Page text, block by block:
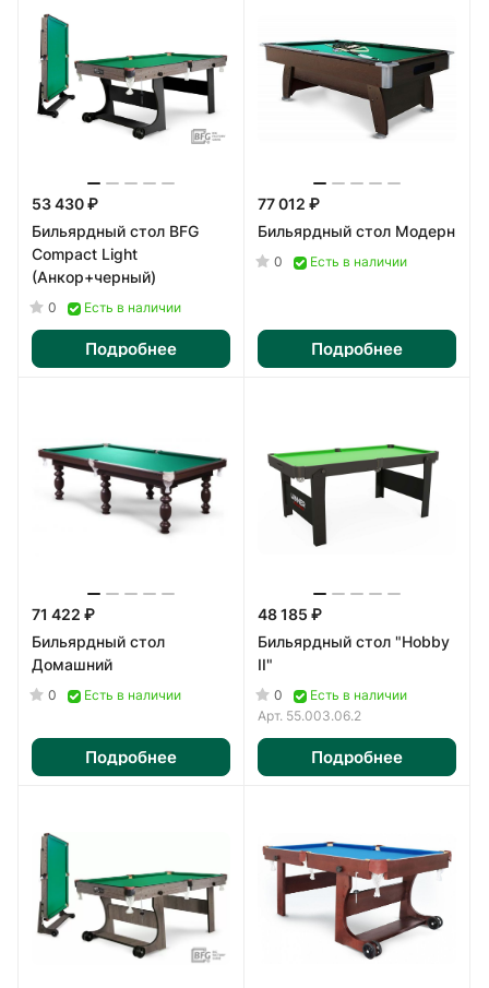
53 430 ₽
Бильярдный стол BFG
Compact Light
(Анкор+черный)
0 Есть в наличии
Подробнее
77 012 ₽
Бильярдный стол Модерн
0 Есть в наличии
Подробнее
71 422 ₽
Бильярдный стол
Домашний
0 Есть в наличии
Подробнее
48 185 ₽
Бильярдный стол "Hobby
II"
0
Есть в наличии
Арт. 55.003.06.2
Подробнее